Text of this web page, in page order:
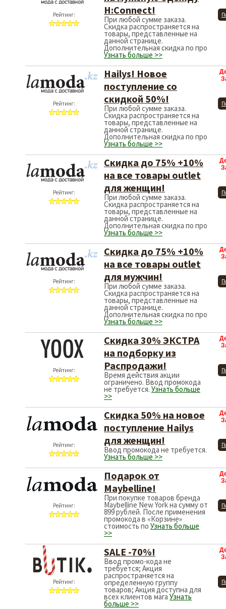
Рейтинг:
H:Connect!
При любой сумме заказа.
Скидка распространяется на
товары, представленные на
данной странице.
Дополнительная скидка по про
Узнать больше >>
Рейтинг:
Hailys! Новое
поступление со
скидкой 50%!
При любой сумме заказа.
Скидка распространяется на
товары, представленные на
данной странице.
Дополнительная скидка по про
Узнать больше >>
Рейтинг:
Скидка до 75% +10%
на все товары outlet
для женщин!
При любой сумме заказа.
Скидка распространяется на
товары, представленные на
данной странице.
Дополнительная скидка по про
Узнать больше >>
Рейтинг:
Скидка до 75% +10%
на все товары outlet
для мужчин!
При любой сумме заказа.
Скидка распространяется на
товары, представленные на
данной странице.
Дополнительная скидка по про
Узнать больше >>
Рейтинг:
Скидка 30% ЭКСТРА
на подборку из
Распродажи!
Время действия акции
ограничено. Ввод промокода
не требуется. Узнать больше
>>
Рейтинг:
Скидка 50% на новое
поступление Hailys
для женщин!
Ввод промокода не требуется.
Узнать больше >>
Рейтинг:
Подарок от
Maybelline!
При покупке товаров бренда
Maybelline New York на сумму от
899 рублей. После применения
промокода в «Корзине»
стоимость по Узнать больше
>>
Рейтинг:
SALE -70%!
Ввод промо-кода не
требуется; Акция
распространяется на
определенную группу
товаров; Акция доступна для
всех клиентов мага Узнать
больше >>